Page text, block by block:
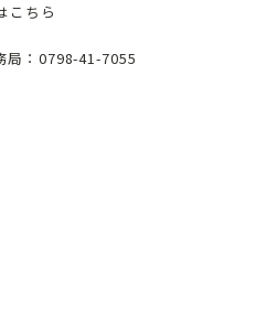
こちら
：0798-41-7055